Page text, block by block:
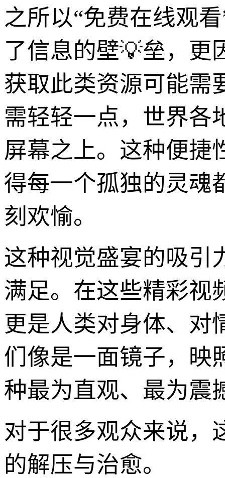
之所以“免费在线观
了信息的壁💡垒，更
获取此类资源可能需
需轻轻一点，世界各
屏幕之上。这种便捷
得每一个孤独的灵魂
刻欢愉。
这种视觉盛宴的吸引
满足。在这些精彩视
更是人类对身体、对
们像是一面镜子，映
种最为直观、最为震
对于很多观众来说，
的解压与治愈。